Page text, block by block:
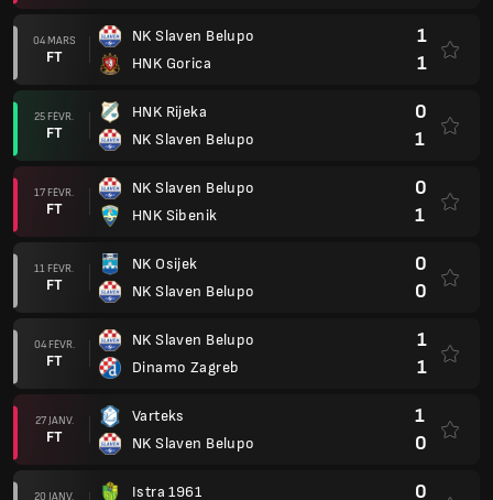
04 MARS
FT
NK Slaven Belupo
HNK Gorica
1
1
25 FÉVR.
FT
HNK Rijeka
NK Slaven Belupo
0
1
17 FÉVR.
FT
NK Slaven Belupo
HNK Sibenik
0
1
11 FÉVR.
FT
NK Osijek
NK Slaven Belupo
0
0
04 FÉVR.
FT
NK Slaven Belupo
Dinamo Zagreb
1
1
27 JANV.
FT
Varteks
NK Slaven Belupo
1
0
20 JANV. Istra 1961 0